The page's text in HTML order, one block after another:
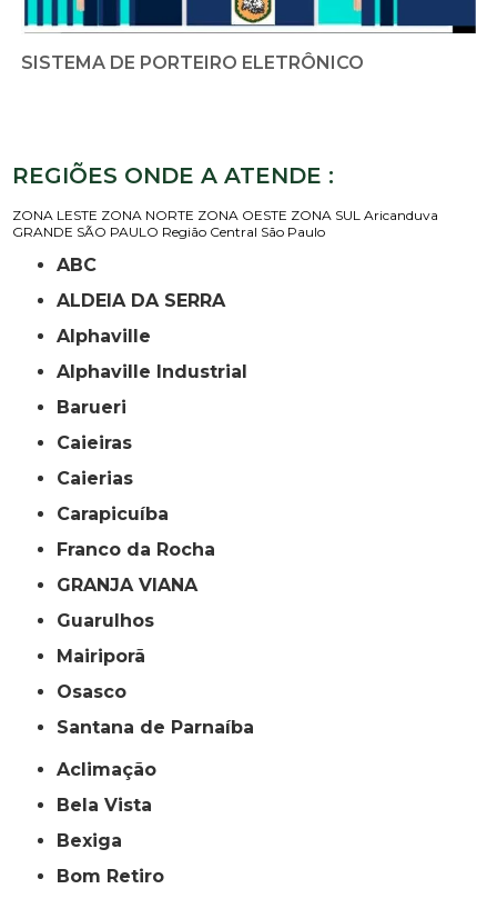
SISTEMA DE PORTEIRO ELETRÔNICO
REGIÕES ONDE A ATENDE :
ZONA LESTE ZONA NORTE ZONA OESTE ZONA SUL Aricanduva
GRANDE SÃO PAULO Região Central São Paulo
ABC
ALDEIA DA SERRA
Alphaville
Alphaville Industrial
Barueri
Caieiras
Caierias
Carapicuíba
Franco da Rocha
GRANJA VIANA
Guarulhos
Mairiporã
Osasco
Santana de Parnaíba
Aclimação
Bela Vista
Bexiga
Bom Retiro